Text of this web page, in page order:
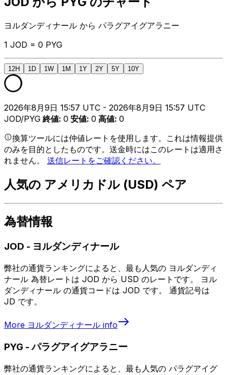
ヨルダンディナール から パラグアイグアラニー
1 JOD = 0 PYG
12H 1D 1W 1M 1Y 2Y 5Y 10Y
2026年8月9日 15:57 UTC - 2026年8月9日 15:57 UTC
JOD/PYG 終値: 0 安値: 0 高値: 0
換算ツールには仲値レートを使用します。これは情報提供
のみを目的としたものです。送金時にはこのレートは適用さ
れません。 送信レートをご確認ください。
人気の アメリカドル (USD) ペア
為替情報
JOD - ヨルダンディナール
弊社の通貨ランキングによると、最も人気の ヨルダンディ
ナール 為替レートは JOD から USD のレートです。 ヨル
ダンディナール の通貨コードは JOD です。 通貨記号は
JD です。
More ヨルダンディナール info
PYG -パラグアイグアラニー
弊社の通貨ランキングによると、最も人気の パラグアイグ